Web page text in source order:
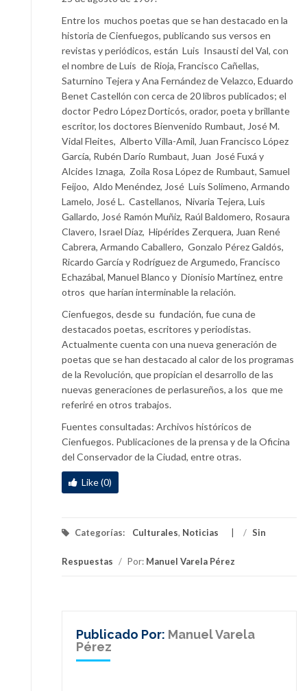
Entre los muchos poetas que se han destacado en la
historia de Cienfuegos, publicando sus versos en
revistas y periódicos, están Luis Insausti del Val, con
el nombre de Luis de Rioja, Francisco Cañellas,
Saturnino Tejera y Ana Fernández de Velazco, Eduardo
Benet Castellón con cerca de 20 libros publicados; el
doctor Pedro López Dorticós, orador, poeta y brillante
escritor, los doctores Bienvenido Rumbaut, José M.
Vidal Fleites, Alberto Villa-Amil, Juan Francisco López
García, Rubén Darío Rumbaut, Juan José Fuxá y
Alcides Iznaga, Zoila Rosa López de Rumbaut, Samuel
Feijoo, Aldo Menéndez, José Luis Solimeno, Armando
Lamelo, José L. Castellanos, Nivaria Tejera, Luis
Gallardo, José Ramón Muñiz, Raúl Baldomero, Rosaura
Clavero, Israel Díaz, Hipérides Zerquera, Juan René
Cabrera, Armando Caballero, Gonzalo Pérez Galdós,
Ricardo García y Rodríguez de Argumedo, Francisco
Echazábal, Manuel Blanco y Dionisio Martínez, entre
otros que harían interminable la relación.
Cienfuegos, desde su fundación, fue cuna de
destacados poetas, escritores y periodistas.
Actualmente cuenta con una nueva generación de
poetas que se han destacado al calor de los programas
de la Revolución, que propician el desarrollo de las
nuevas generaciones de perlasureños, a los que me
referiré en otros trabajos.
Fuentes consultadas: Archivos históricos de
Cienfuegos. Publicaciones de la prensa y de la Oficina
del Conservador de la Ciudad, entre otras.
Like (0)
Categorías: Culturales, Noticias / Sin
Respuestas / Por: Manuel Varela Pérez
Publicado Por: Manuel Varela
Pérez